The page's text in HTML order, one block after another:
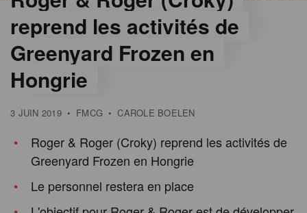
reprend les activités de
Greenyard Frozen en
Hongrie
3 JUIN 2019 • FMCG • CAROLE BOELEN
Roger & Roger (Croky) reprend les activités de
Greenyard Frozen en Hongrie
Le personnel restera en place